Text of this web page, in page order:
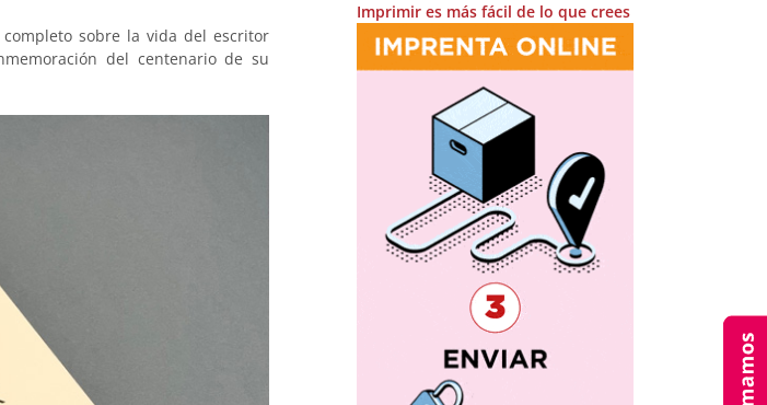
sobre la vida del escritor
del centenario de su
Imprimir es más fácil de lo que crees